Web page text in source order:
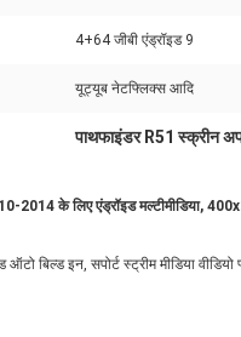
4+64 जीबी एंड्रॉइड 9
यूट्यूब नेटफ्लिक्स आदि
पाथफाइंडर R51 स्क्रीन
2014 के लिए एंड्रॉइड मल्टीमीडिया,
ऑटो बिल्ड इन, सपोर्ट स्ट्रीम मीडिया